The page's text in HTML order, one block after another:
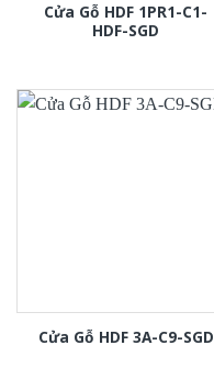
Cửa Gỗ HDF 1PR1-C1-
HDF-SGD
Cửa Gỗ HDF 3A-C9-SGD